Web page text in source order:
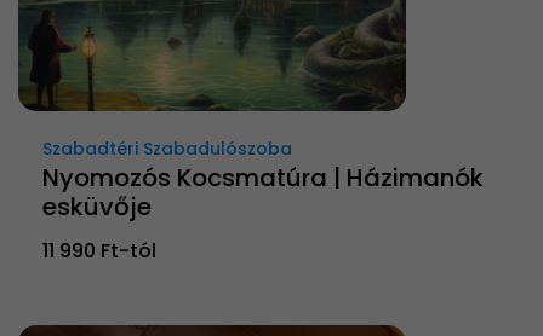
Szabadtéri Szabadulószoba
Nyomozós Kocsmatúra | Házimanók
esküvője
11 990 Ft-tól